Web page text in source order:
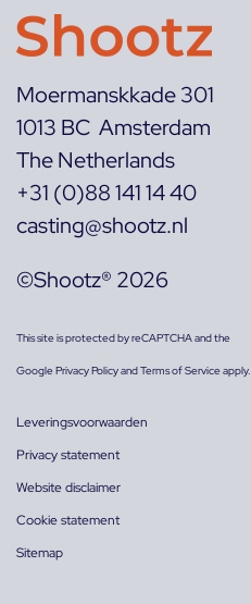
Moermanskkade 301
1013 BC Amsterdam
The Netherlands
+31 (0)88 141 14 40
casting@shootz.nl
©Shootz® 2026
This site is protected by reCAPTCHA and the
GooglePrivacy PolicyandTerms of Serviceapply.
Leveringsvoorwaarden
Privacy statement
Website disclaimer
Cookie statement
Sitemap